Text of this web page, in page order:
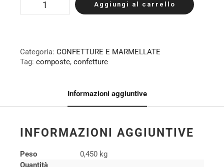
Aggiungi al carrello
Categoria: CONFETTURE E MARMELLATE
Tag: composte, confetture
Informazioni aggiuntive
INFORMAZIONI AGGIUNTIVE
Peso
0,450 kg
Quantità